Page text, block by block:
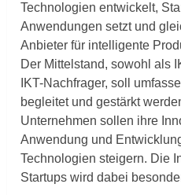
Technologien entwickelt,
Anwendungen setzt und
Anbieter für intelligente
Der Mittelstand, sowohl als
IKT-Nachfrager, soll
begleitet und gestärkt
Unternehmen sollen ihre
Anwendung und
Technologien steigern. Die
Startups wird dabei